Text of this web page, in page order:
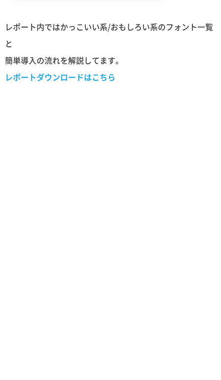
レポート内ではかっこいい系/おもしろい系のフォント一覧
と
簡単導入の流れを解説してます。
レポートダウンロードはこちら